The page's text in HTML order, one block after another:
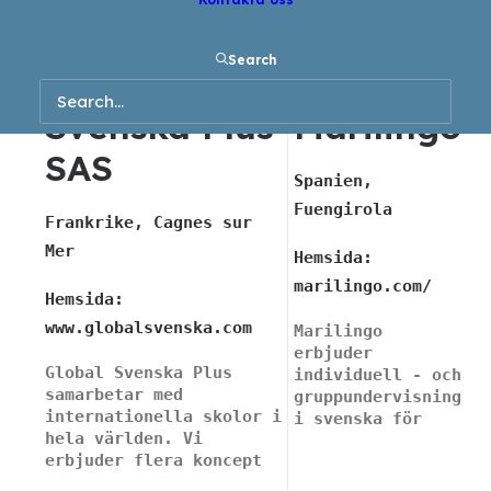
Search
Global
Svenska Plus
SAS
Frankrike, Cagnes sur
Mer
Hemsida:
www.globalsvenska.com
Global Svenska Plus
samarbetar med
internationella skolor i
hela världen. Vi
erbjuder flera koncept
Marilingo
Spanien,
Fuengirola
Hemsida:
marilingo.com/
Marilingo
erbjuder
individuell - och
gruppundervisning
i svenska för